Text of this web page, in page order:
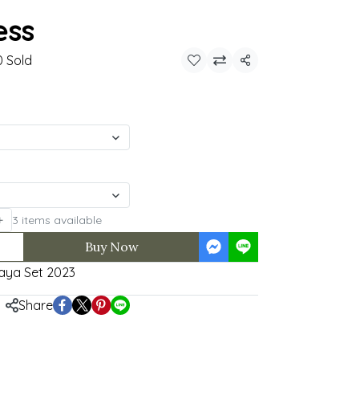
Sold
Share
3 items available
Buy Now
Set 2023
Share